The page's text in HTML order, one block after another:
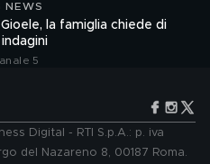
NEWS
la famiglia chiede di
5
Digital - RTI S.p.A.: p. iva
del Nazareno 8, 00187 Roma.